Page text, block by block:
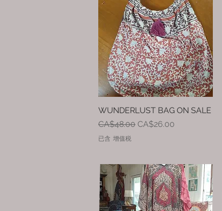
快速瀏覽
WUNDERLUST BAG ON SALE
一般價格
CA$48.00 促銷價格
CA$26.00
已含 增值税